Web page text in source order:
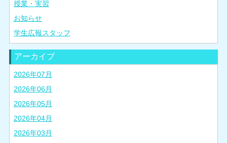
授業・実習
お知らせ
学生広報スタッフ
アーカイブ
2026年07月
2026年06月
2026年05月
2026年04月
2026年03月